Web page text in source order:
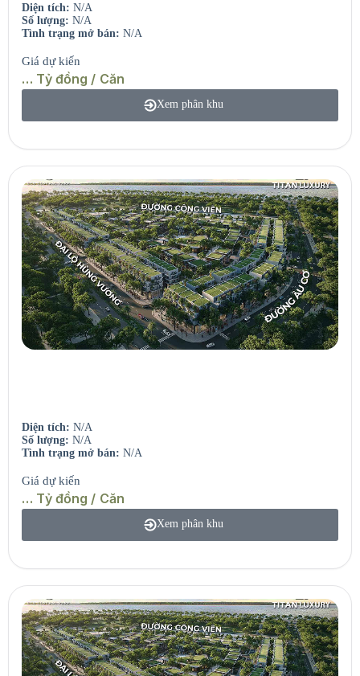
Diện tích: N/A
Số lượng: N/A
Tình trạng mở bán: N/A
Giá dự kiến
… Tỷ đồng / Căn
Xem phân khu
Diện tích: N/A
Số lượng: N/A
Tình trạng mở bán: N/A
Giá dự kiến
… Tỷ đồng / Căn
Xem phân khu